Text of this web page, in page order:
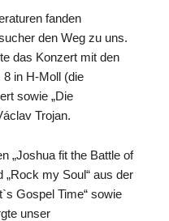
fanden
den Weg zu uns.
das Konzert mit den
8 in H-Moll (die
sowie „Die
Trojan.
„Joshua fit the Battle of
„Rock my Soul“ aus der
Gospel Time“ sowie
unser